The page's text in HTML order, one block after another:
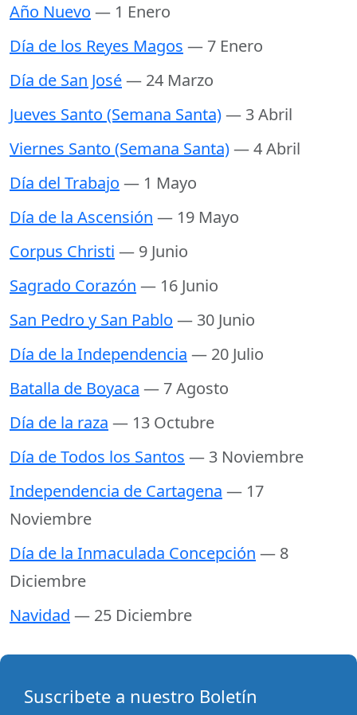
Año Nuevo — 1 Enero
Día de los Reyes Magos — 7 Enero
Día de San José— 24 Marzo
Jueves Santo (Semana Santa)— 3 Abril
Viernes Santo (Semana Santa)— 4 Abril
Día del Trabajo — 1 Mayo
Día de la Ascensión — 19 Mayo
Corpus Christi — 9 Junio
Sagrado Corazón — 16 Junio
San Pedro y San Pablo — 30 Junio
Día de la Independencia — 20 Julio
Batalla de Boyaca — 7 Agosto
Día de la raza — 13 Octubre
Día de Todos los Santos — 3 Noviembre
Independencia de Cartagena — 17
Noviembre
Día de la Inmaculada Concepción — 8
Diciembre
Navidad — 25 Diciembre
Suscribete a nuestro Boletín